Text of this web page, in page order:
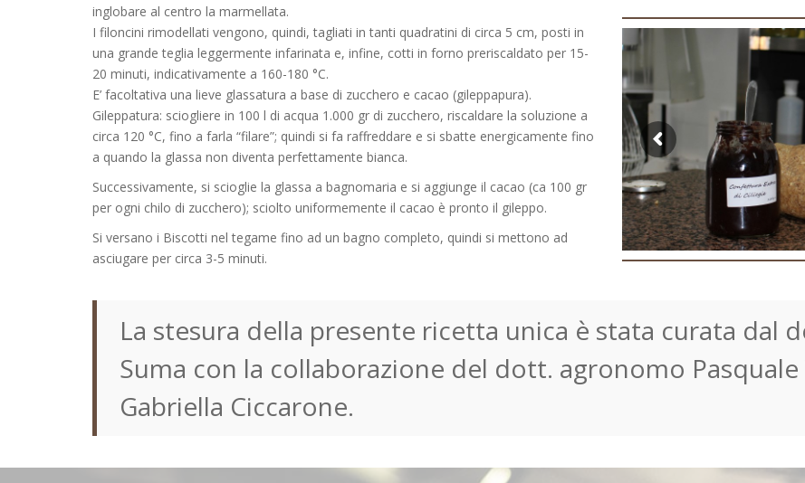
inglobare al centro la marmellata.
I filoncini rimodellati vengono, quindi, tagliati in tanti quadratini di circa 5 cm, posti in
una grande teglia leggermente infarinata e, infine, cotti in forno preriscaldato per 15-
20 minuti, indicativamente a 160-180 °C.
E’ facoltativa una lieve glassatura a base di zucchero e cacao (gileppapura).
Gileppatura: sciogliere in 100 l di acqua 1.000 gr di zucchero, riscaldare la soluzione a
circa 120 °C, fino a farla “filare”; quindi si fa raffreddare e si sbatte energicamente fino
a quando la glassa non diventa perfettamente bianca.
Successivamente, si scioglie la glassa a bagnomaria e si aggiunge il cacao (ca 100 gr
per ogni chilo di zucchero); sciolto uniformemente il cacao è pronto il gileppo.
Si versano i Biscotti nel tegame fino ad un bagno completo, quindi si mettono ad
asciugare per circa 3-5 minuti.
La stesura della presente ricetta unica è stata curata dal
Suma con la collaborazione del dott. agronomo
Gabriella Ciccarone.